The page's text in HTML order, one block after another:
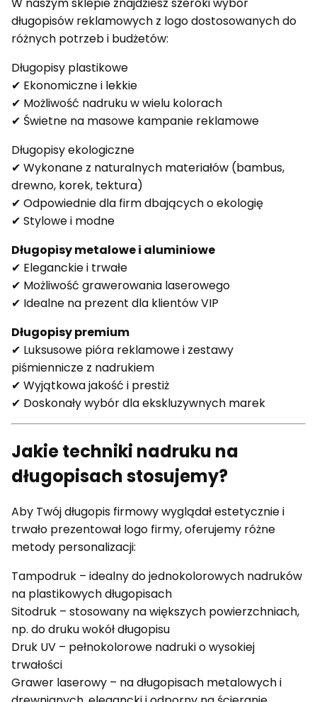
długopisów reklamowych z logo dostosowanych do
różnych potrzeb i budżetów:
Długopisy plastikowe
✔ Ekonomiczne i lekkie
✔ Możliwość nadruku w wielu kolorach
✔ Świetne na masowe kampanie reklamowe
Długopisy ekologiczne
✔ Wykonane z naturalnych materiałów (bambus,
drewno, korek, tektura)
✔ Odpowiednie dla firm dbających o ekologię
✔ Stylowe i modne
Długopisy metalowe i aluminiowe
✔ Eleganckie i trwałe
✔ Możliwość grawerowania laserowego
✔ Idealne na prezent dla klientów VIP
Długopisy premium
✔ Luksusowe pióra reklamowe i zestawy
piśmiennicze z nadrukiem
✔ Wyjątkowa jakość i prestiż
✔ Doskonały wybór dla ekskluzywnych marek
Jakie techniki nadruku na
długopisach stosujemy?
Aby Twój długopis firmowy wyglądał estetycznie i
trwało prezentował logo firmy, oferujemy różne
metody personalizacji:
Tampodruk – idealny do jednokolorowych nadruków
na plastikowych długopisach
Sitodruk – stosowany na większych powierzchniach,
np. do druku wokół długopisu
Druk UV – pełnokolorowe nadruki o wysokiej
trwałości
Grawer laserowy – na długopisach metalowych i